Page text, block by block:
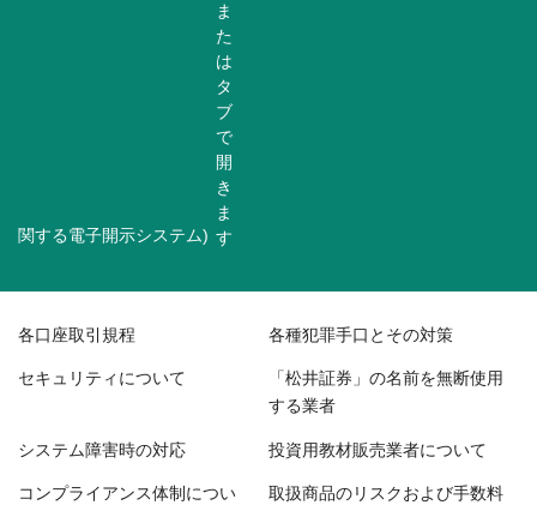
関する電子開示システム)
各口座取引規程 各種犯罪手口とその対策
セキュリティについて 「松井証券」の名前を無断使用
する業者
システム障害時の対応 投資用教材販売業者について
コンプライアンス体制につい 取扱商品のリスクおよび手数料